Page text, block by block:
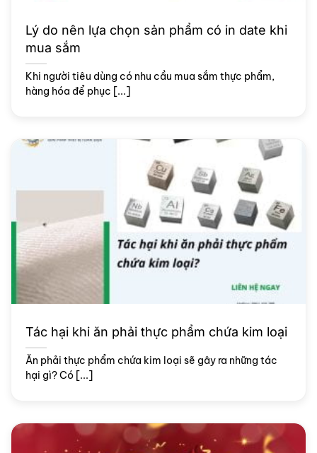
Lý do nên lựa chọn sản phẩm có in date khi
mua sắm
Khi người tiêu dùng có nhu cầu mua sắm thực phẩm,
hàng hóa để phục [...]
Tác hại khi ăn phải thực phẩm chứa kim loại
Ăn phải thực phẩm chứa kim loại sẽ gây ra những tác
hại gì? Có [...]